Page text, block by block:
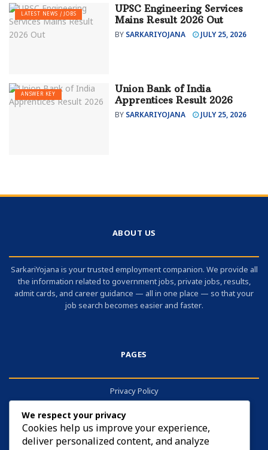
LATEST NEWS / JOBS
UPSC Engineering Services
Mains Result 2026 Out
BY SARKARIYOJANA JULY 25, 2026
ANSWER KEY
Union Bank of India
Apprentices Result 2026
BY SARKARIYOJANA JULY 25, 2026
ABOUT US
SarkariYojana is your trusted employment companion. We provide all
the information related to government jobs, private jobs, results,
admit cards, and career guidance — all in one place — so that your
job search becomes easier and faster.
PAGES
Privacy Policy
Contact
Cookies
We respect your privacy
Cookies help us improve your experience,
deliver personalized content, and analyze